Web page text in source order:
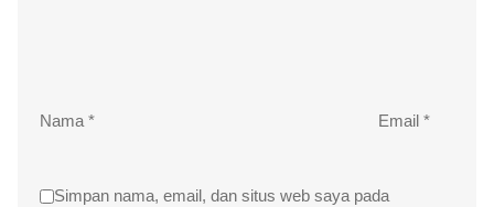
Nama * Email *
Simpan nama, email, dan situs web saya pada